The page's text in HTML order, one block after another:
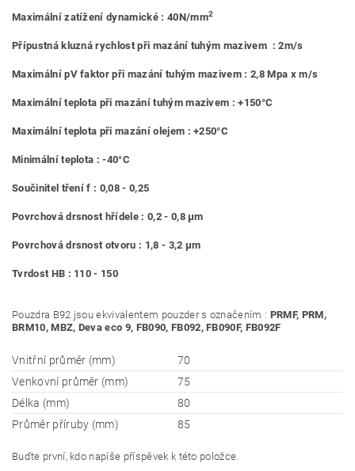
Maximální zatížení dynamické : 40N/mm2
Přípustná kluzná rychlost při mazání tuhým mazivem : 2m/s
Maximální pV faktor při mazání tuhým mazivem : 2,8 Mpa x m/s
Maximální teplota při mazání tuhým mazivem : +150°C
Maximální teplota při mazání olejem : +250°C
Minimální teplota : -40°C
Součinitel tření f : 0,08 - 0,25
Povrchová drsnost hřídele : 0,2 - 0,8 μm
Povrchová drsnost otvoru : 1,8 - 3,2 μm
Tvrdost HB : 110 - 150
Pouzdra B92 jsou ekvivalentem pouzder s označením : PRMF, PRM,
BRM10, MBZ, Deva eco 9, FB090, FB092, FB090F, FB092F
Vnitřní průměr (mm)
70
Venkovní průměr (mm)
75
Délka (mm)
80
Průměr příruby (mm)
85
Buďte první, kdo napíše příspěvek k této položce.